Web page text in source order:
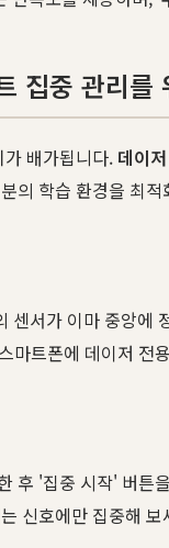
집중 관리를
배가됩니다. 데이저
의 학습 환경을 최적
센서가 이마 중앙
마트폰에 데이저
후 '집중 시작' 버
신호에만 집중해